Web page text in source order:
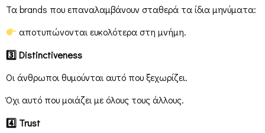
Τα brands που επαναλαμβάνουν σταθερά τα ίδια μηνύματα:
αποτυπώνονται ευκολότερα στη μνήμη.
3Distinctiveness
Οι άνθρωποι θυμούνται αυτό που ξεχωρίζει.
Όχι αυτό που μοιάζει με όλους τους άλλους.
4 Trust